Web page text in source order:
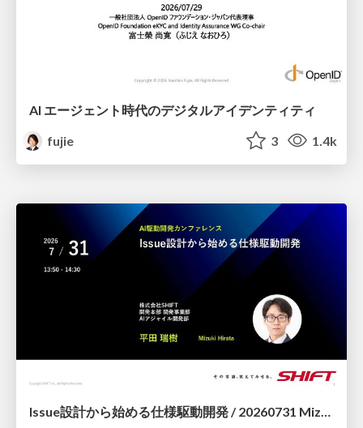
AI エージェント時代のデジタルアイデンティティ
fujie
3 1.4k
Issue設計から始める仕様駆動開発 / 20260731 Mizuki Hirata